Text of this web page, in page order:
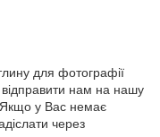
для фотографії
нам на нашу
у Вас немає
через